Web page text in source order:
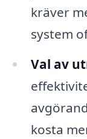
kräver
system
Val av
kosta